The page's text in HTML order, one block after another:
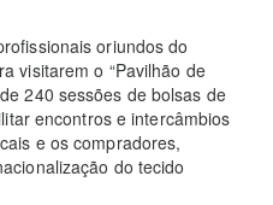
oriundos do
visitarem o “Pavilhão de
240 sessões de bolsas de
encontros e intercâmbios
e os compradores,
do tecido